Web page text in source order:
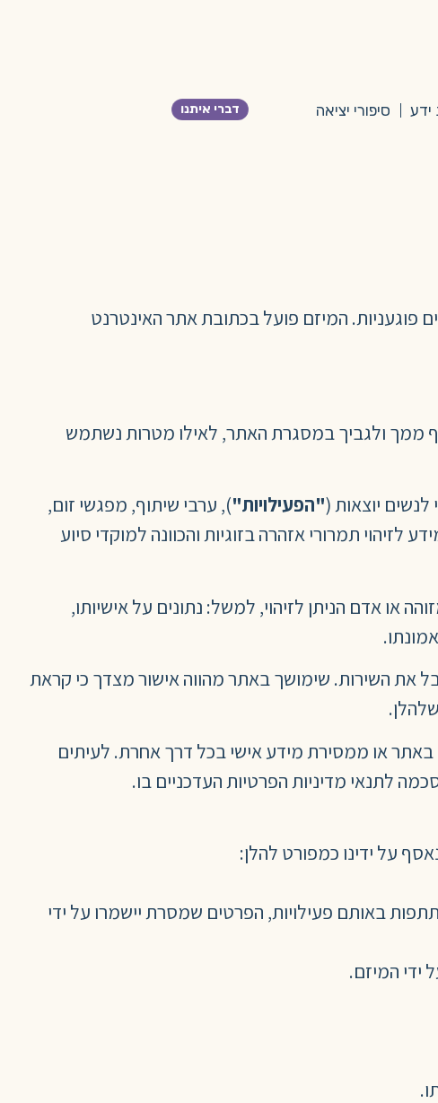
ידע סיפורי יציאה דברי איתנו
פוגעניות. המיזם פועל בכתובת אתר האינטרנט
ממך ולגביך במסגרת האתר, לאילו מטרות נשתמש
לנשים יוצאות ("הפעילויות"), ערבי שיתוף, מפגשי זום,
תמרורי אזהרה בזוגיות והכוונה למוקדי סיוע
או אדם הניתן לזיהוי, למשל: נתונים על אישיותו,
את השירות. שימושך באתר מהווה אישור מצדך כי קראת
או ממסירת מידע אישי בכל דרך אחרת. לעיתים
לתנאי מדיניות הפרטיות העדכניים בו.
על ידינו כמפורט להלן:
באותם פעילויות, הפרטים שמסרת יישמרו על ידי
המיזם.